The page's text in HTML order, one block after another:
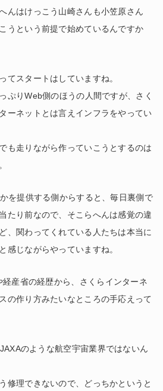
んはけっこう山崎さんも小笠原さん
うという前提で始めているんですか
てスタートはしていますね。
ぷりWeb側のほうの人間ですが、さく
ーネットとは言えインフラをやってい
も走りながら作っていこうとするのは
を提供する側からすると、毎日裏側で
たり前なので、そこらへんは感覚の違
、関わってくれている人たちは本当に
感じながらやっていますね。
経産省の経歴から、さくらインターネ
の作り方みたいなところの手応えって
のような航空宇宙業界ではないん
修理できないので、どっちかというと